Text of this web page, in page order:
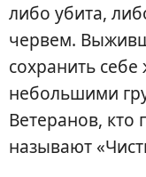
либо убита,
червем.
сохранить
небольшими
Ветеранов, кто
называют